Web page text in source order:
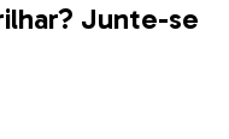
Junte-se